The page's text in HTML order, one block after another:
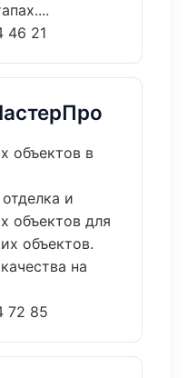
46 21
объектов в
и
объектов для
объектов.
на
72 85